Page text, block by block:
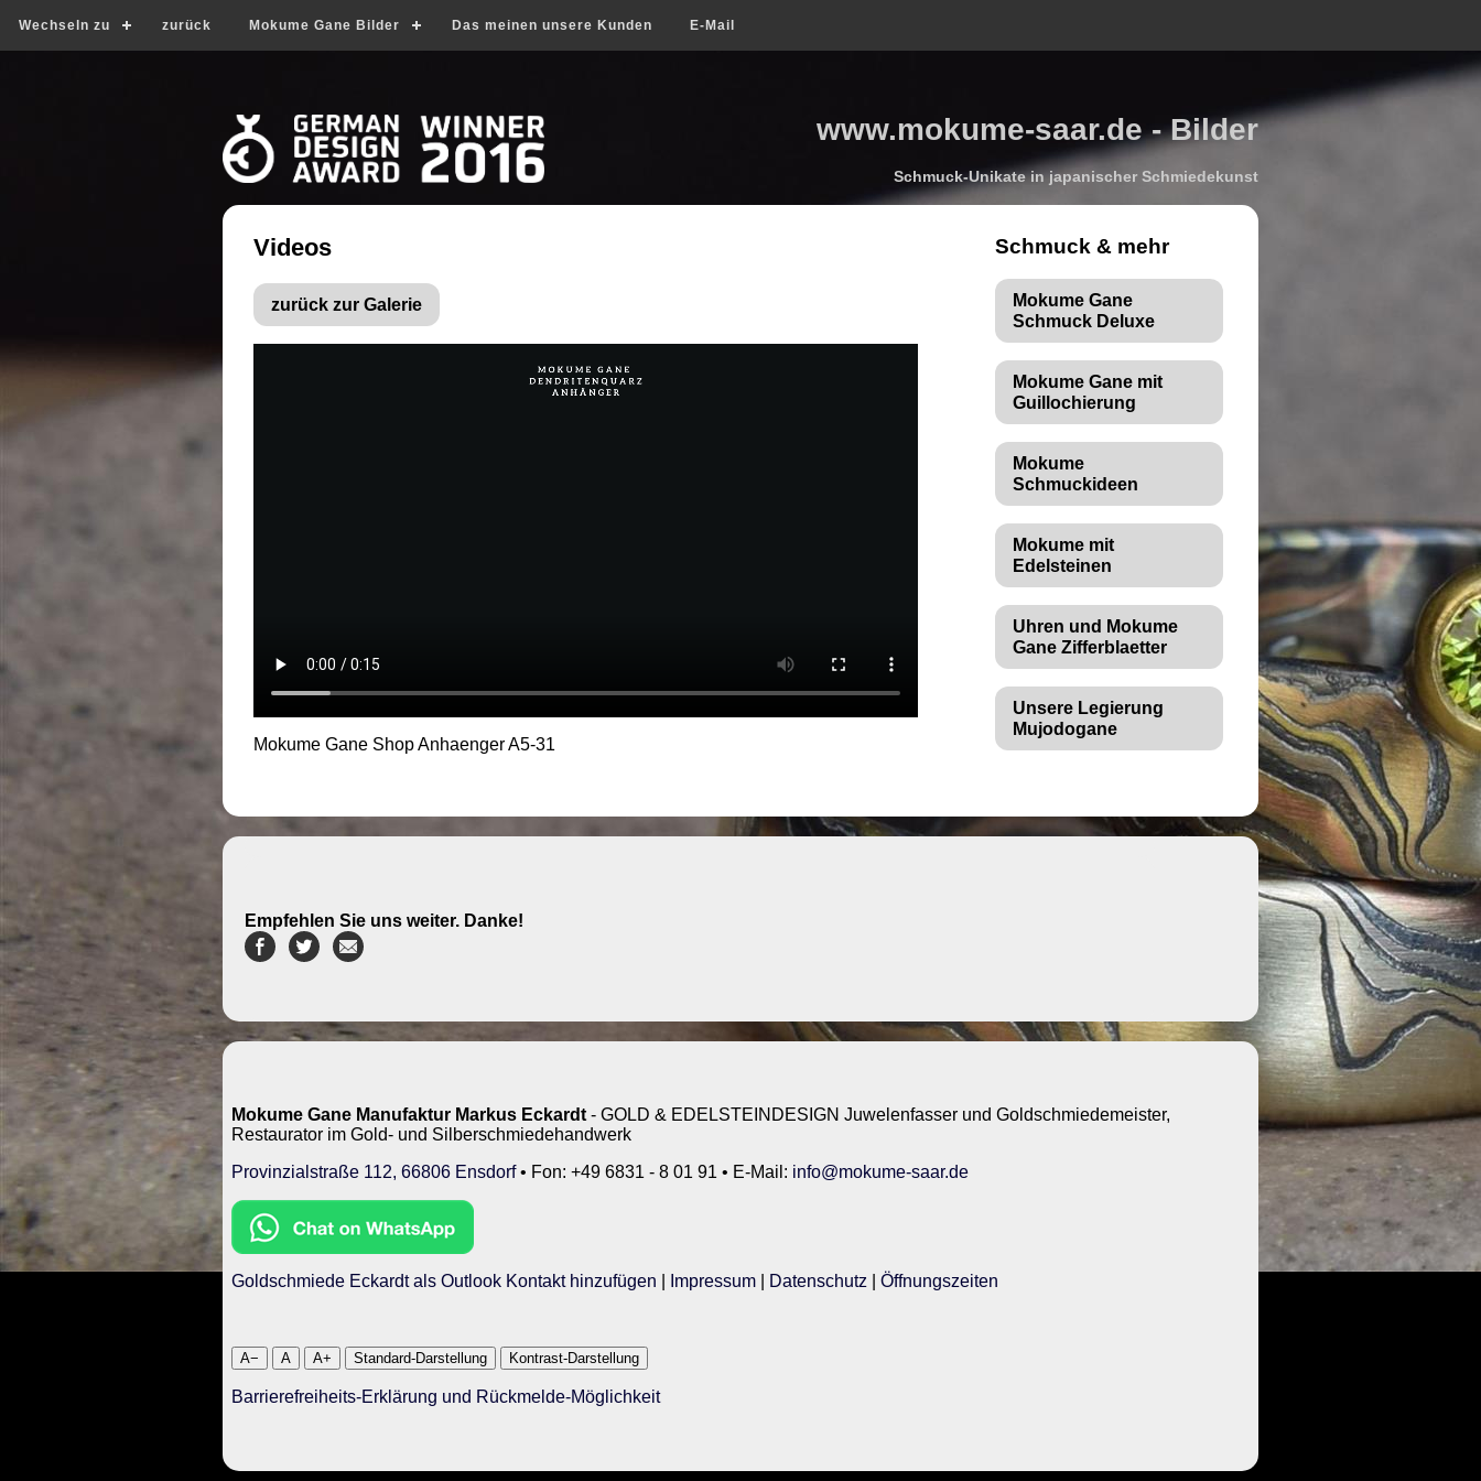
Wechseln zu zurück Mokume Gane Bilder Das meinen unsere Kunden E-Mail
www.mokume-saar.de - Bilder
Schmuck-Unikate in japanischer Schmiedekunst
Videos
zurück zur Galerie
Mokume Gane Shop Anhaenger A5-31
Schmuck & mehr
Mokume Gane
Schmuck Deluxe
Mokume Gane mit
Guillochierung
Mokume
Schmuckideen
Mokume mit
Edelsteinen
Uhren und Mokume
Gane Zifferblaetter
Unsere Legierung
Mujodogane
Empfehlen Sie uns weiter. Danke!
Mokume Gane Manufaktur Markus Eckardt - GOLD & EDELSTEINDESIGN Juwelenfasser und Goldschmiedemeister,
Restaurator im Gold- und Silberschmiedehandwerk
Provinzialstraße 112, 66806 Ensdorf• Fon: +49 6831 - 8 01 91 • E-Mail: info@mokume-saar.de
Goldschmiede Eckardt als Outlook Kontakt hinzufügen Impressum Datenschutz Öffnungszeiten
A− A A+ Standard-Darstellung Kontrast-Darstellung
Barrierefreiheits-Erklärung und Rückmelde-Möglichkeit